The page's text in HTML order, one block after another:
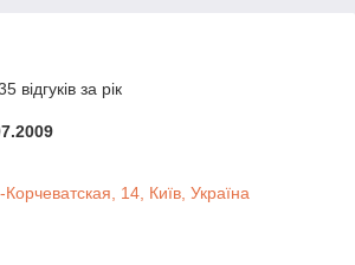
відгуків за рік
14, Київ, Україна